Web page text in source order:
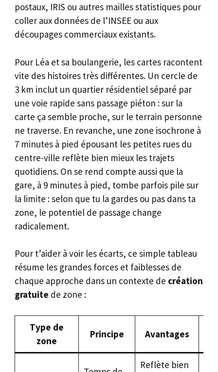
postaux, IRIS ou autres mailles statistiques pour
coller aux données de l’INSEE ou aux
découpages commerciaux existants.
Pour Léa et sa boulangerie, les cartes racontent
vite des histoires très différentes. Un cercle de
3 km inclut un quartier résidentiel séparé par
une voie rapide sans passage piéton : sur la
carte ça semble proche, sur le terrain personne
ne traverse. En revanche, une zone isochrone à
7 minutes à pied épousant les petites rues du
centre-ville reflète bien mieux les trajets
quotidiens. On se rend compte aussi que la
gare, à 9 minutes à pied, tombe parfois pile sur
la limite : selon que tu la gardes ou pas dans ta
zone, le potentiel de passage change
radicalement.
Pour t’aider à voir les écarts, ce simple tableau
résume les grandes forces et faiblesses de
chaque approche dans un contexte de création
gratuite de zone :
Type de
zone
Principe Avantages
Reflète bien